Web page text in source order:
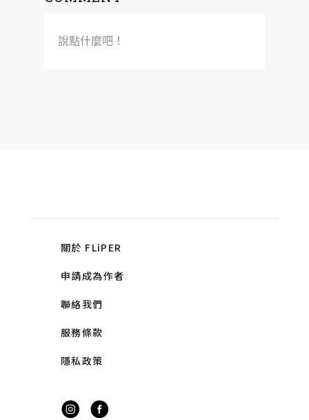
說點什麼吧！
關於 FLiPER
申請成為作者
聯絡我們
服務條款
隱私政策